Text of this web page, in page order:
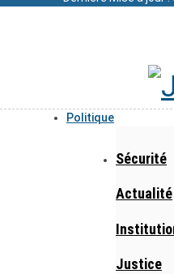
Politique
Sécurité
Actualité
Justice